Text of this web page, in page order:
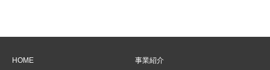
HOME 事業紹介